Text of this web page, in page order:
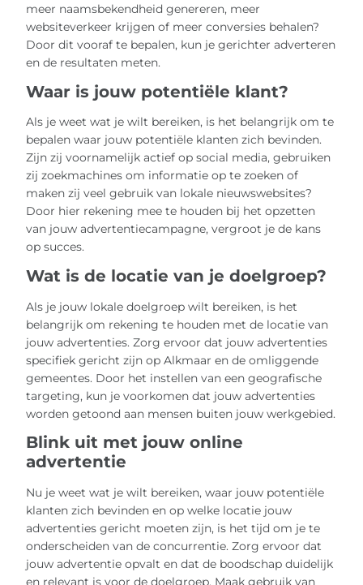
meer naamsbekendheid genereren, meer
websiteverkeer krijgen of meer conversies behalen?
Door dit vooraf te bepalen, kun je gerichter adverteren
en de resultaten meten.
Waar is jouw potentiële klant?
Als je weet wat je wilt bereiken, is het belangrijk om te
bepalen waar jouw potentiële klanten zich bevinden.
Zijn zij voornamelijk actief op social media, gebruiken
zij zoekmachines om informatie op te zoeken of
maken zij veel gebruik van lokale nieuwswebsites?
Door hier rekening mee te houden bij het opzetten
van jouw advertentiecampagne, vergroot je de kans
op succes.
Wat is de locatie van je doelgroep?
Als je jouw lokale doelgroep wilt bereiken, is het
belangrijk om rekening te houden met de locatie van
jouw advertenties. Zorg ervoor dat jouw advertenties
specifiek gericht zijn op Alkmaar en de omliggende
gemeentes. Door het instellen van een geografische
targeting, kun je voorkomen dat jouw advertenties
worden getoond aan mensen buiten jouw werkgebied.
Blink uit met jouw online
advertentie
Nu je weet wat je wilt bereiken, waar jouw potentiële
klanten zich bevinden en op welke locatie jouw
advertenties gericht moeten zijn, is het tijd om je te
onderscheiden van de concurrentie. Zorg ervoor dat
jouw advertentie opvalt en dat de boodschap duidelijk
en relevant is voor de doelgroep. Maak gebruik van